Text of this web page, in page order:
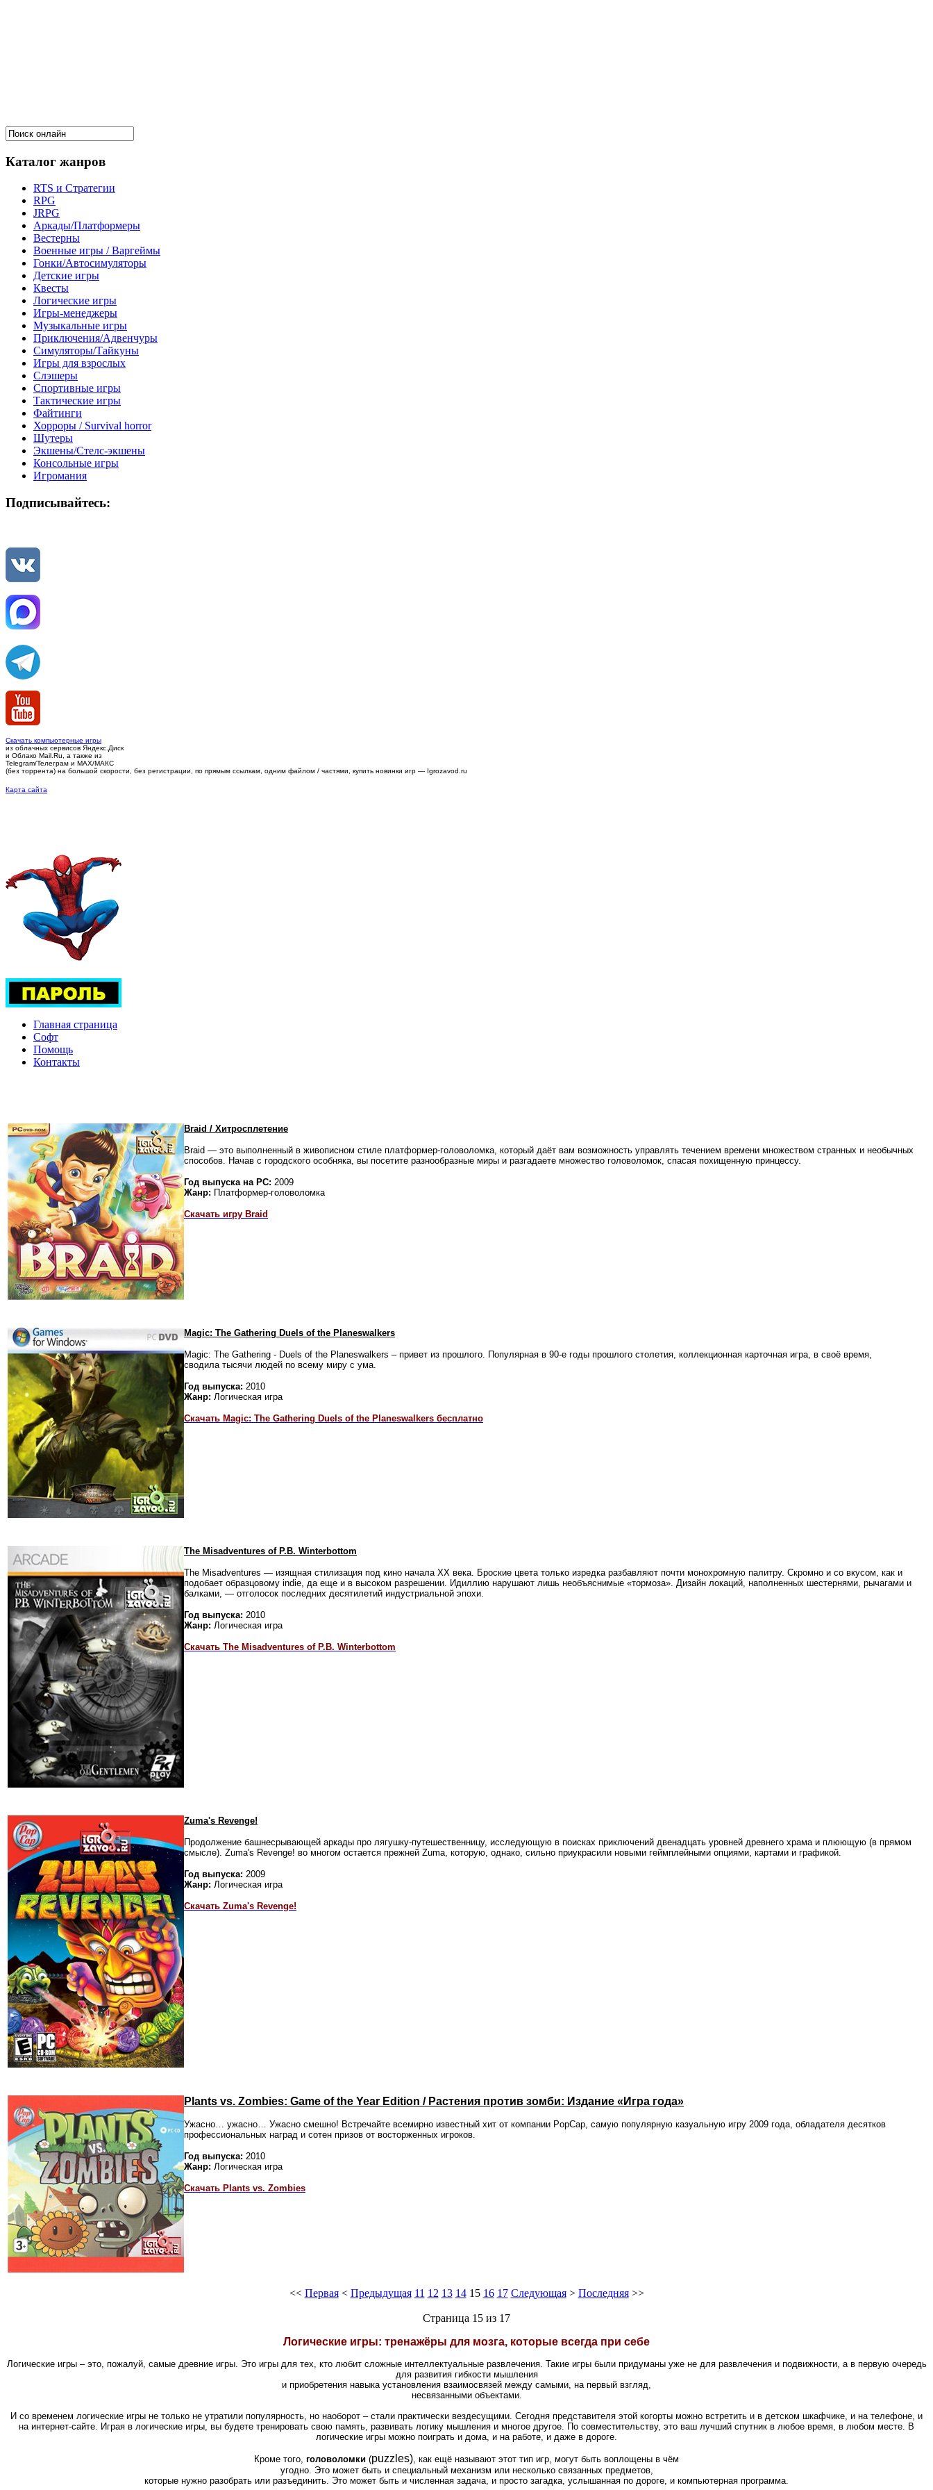
Каталог жанров
RTS и Стратегии
RPG
JRPG
Аркады/Платформеры
Вестерны
Военные игры / Варгеймы
Гонки/Автосимуляторы
Детские игры
Квесты
Логические игры
Игры-менеджеры
Музыкальные игры
Приключения/Адвенчуры
Симуляторы/Тайкуны
Игры для взрослых
Слэшеры
Спортивные игры
Тактические игры
Файтинги
Хорроры / Survival horror
Шутеры
Экшены/Стелс-экшены
Консольные игры
Игромания
Подписывайтесь:
Скачать компьютерные игры
из облачных сервисов Яндекс.Диск
и Облако Mail.Ru, а также из
Telegram/Телеграм и MAX/МАКС
(без торрента) на большой скорости, без регистрации, по прямым ссылкам, одним файлом / частями, купить новинки игр — Igrozavod.ru
Карта сайта
Главная страница
Софт
Помощь
Контакты
Braid / Хитросплетение
Braid — это выполненный в живописном стиле платформер-головоломка, который даёт вам возможность управлять течением времени множеством странных и необычных
способов. Начав с городского особняка, вы посетите разнообразные миры и разгадаете множество головоломок, спасая похищенную принцессу.
Год выпуска на PC: 2009
Жанр: Платформер-головоломка
Скачать игру Braid
Magic: The Gathering Duels of the Planeswalkers
Magic: The Gathering - Duels of the Planeswalkers – привет из прошлого. Популярная в 90-е годы прошлого столетия, коллекционная карточная игра, в своё время,
сводила тысячи людей по всему миру с ума.
Год выпуска: 2010
Жанр: Логическая игра
Скачать Magic: The Gathering Duels of the Planeswalkers бесплатно
The Misadventures of P.B. Winterbottom
The Misadventures — изящная стилизация под кино начала XX века. Броские цвета только изредка разбавляют почти монохромную палитру. Скромно и со вкусом, как и
подобает образцовому indie, да еще и в высоком разрешении. Идиллию нарушают лишь необъяснимые «тормоза». Дизайн локаций, наполненных шестернями, рычагами и
балками, — отголосок последних десятилетий индустриальной эпохи.
Год выпуска: 2010
Жанр: Логическая игра
Скачать The Misadventures of P.B. Winterbottom
Zuma's Revenge!
Продолжение башнесрывающей аркады про лягушку-путешественницу, исследующую в поисках приключений двенадцать уровней древнего храма и плюющую (в прямом
смысле). Zuma's Revenge! во многом остается прежней Zuma, которую, однако, сильно приукрасили новыми геймплейными опциями, картами и графикой.
Год выпуска: 2009
Жанр: Логическая игра
Скачать Zuma's Revenge!
Plants vs. Zombies: Game of the Year Edition / Растения против зомби: Издание «Игра года»
Ужасно… ужасно… Ужасно смешно! Встречайте всемирно известный хит от компании PopCap, самую популярную казуальную игру 2009 года, обладателя десятков
профессиональных наград и сотен призов от восторженных игроков.
Год выпуска: 2010
Жанр: Логическая игра
Скачать Plants vs. Zombies
<< Первая< Предыдущая 11 12 13 14 15 16 17 Следующая> Последняя>>
Страница 15 из 17
Логические игры: тренажёры для мозга, которые всегда при себе
Логические игры – это, пожалуй, самые древние игры. Это игры для тех, кто любит сложные интеллектуальные развлечения. Такие игры были придуманы уже не для развлечения и подвижности, а в первую очередь
для развития гибкости мышления
и приобретения навыка установления взаимосвязей между самыми, на первый взгляд,
несвязанными объектами.
И со временем логические игры не только не утратили популярность, но наоборот – стали практически вездесущими. Сегодня представителя этой когорты можно встретить и в детском шкафчике, и на телефоне, и
на интернет-сайте. Играя в логические игры, вы будете тренировать свою память, развивать логику мышления и многое другое. По совместительству, это ваш лучший спутник в любое время, в любом месте. В
логические игры можно поиграть и дома, и на работе, и даже в дороге.
Кроме того, головоломки (puzzles) , как ещё называют этот тип игр, могут быть воплощены в чём
угодно. Это может быть и специальный механизм или несколько связанных предметов,
которые нужно разобрать или разъединить. Это может быть и численная задача, и просто загадка, услышанная по дороге, и компьютерная программа.